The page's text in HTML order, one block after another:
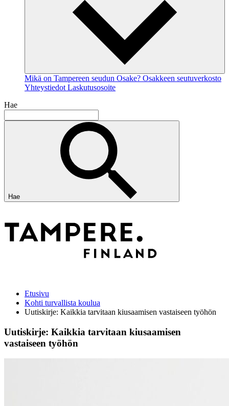
Mikä on Tampereen seudun Osake? Osakkeen seutuverkosto
Yhteystiedot Laskutusosoite
Hae
Hae
Etusivu
Kohti turvallista koulua
Uutiskirje: Kaikkia tarvitaan kiusaamisen vastaiseen työhön
Uutiskirje: Kaikkia tarvitaan kiusaamisen
vastaiseen työhön